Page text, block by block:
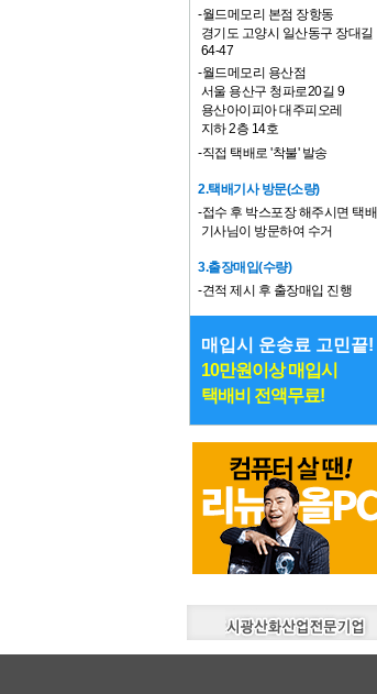
-월드메모리 본점 장항동
경기도 고양시 일산동구 장대길
64-47
-월드메모리 용산점
서울 용산구 청파로20길 9
용산아이피아 대주피오레
지하 2층 14호
-직접 택배로 '착불' 발송
2.택배기사 방문(소량)
-접수 후 박스포장 해주시면 택배
기사님이 방문하여 수거
3.출장매입(수량)
-견적 제시 후 출장매입 진행
매입시 운송료 고민끝!
10만원이상 매입시
택배비 전액무료!